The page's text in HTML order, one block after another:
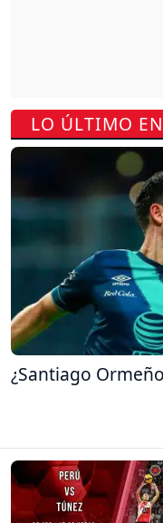
LO ÚLTIMO
¿Santiago